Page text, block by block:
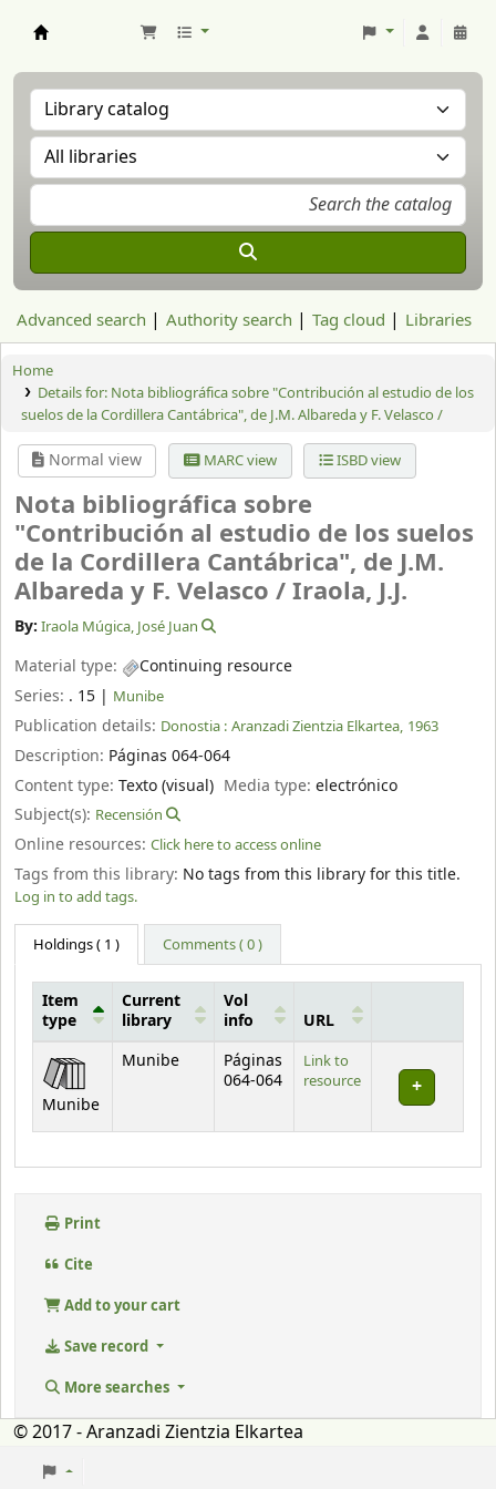
Advanced search Authority search Tag cloud Libraries
Home
Details for: Nota bibliográfica sobre "Contribución al estudio de los
suelos de la Cordillera Cantábrica", de J.M. Albareda y F. Velasco /
Normal view MARC view ISBD view
Nota bibliográfica sobre
"Contribución al estudio de los suelos
de la Cordillera Cantábrica", de J.M.
Albareda y F. Velasco /Iraola, J.J.
By: Iraola Múgica, José Juan
Material type:
Continuing resource
Series: . 15 | Munibe
Publication details: Donostia : Aranzadi Zientzia Elkartea, 1963
Description: Páginas 064-064
Content type: Texto (visual) Media type:electrónico
Subject(s): Recensión
Online resources: Click here to access online
Tags from this library: No tags from this library for this title.
Log in to add tags.
Holdings( 1 ) Comments ( 0 )
Holdings
Item
type
Current
library
Vol
info
URL
Munibe
Munibe
Páginas
064-064
Link to
resource
Print
Cite
Add to your cart
Save record
More searches
© 2017 - Aranzadi Zientzia Elkartea